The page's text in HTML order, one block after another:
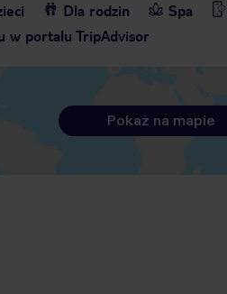
Dla rodzin Spa
w portalu TripAdvisor
Pokaż na mapie